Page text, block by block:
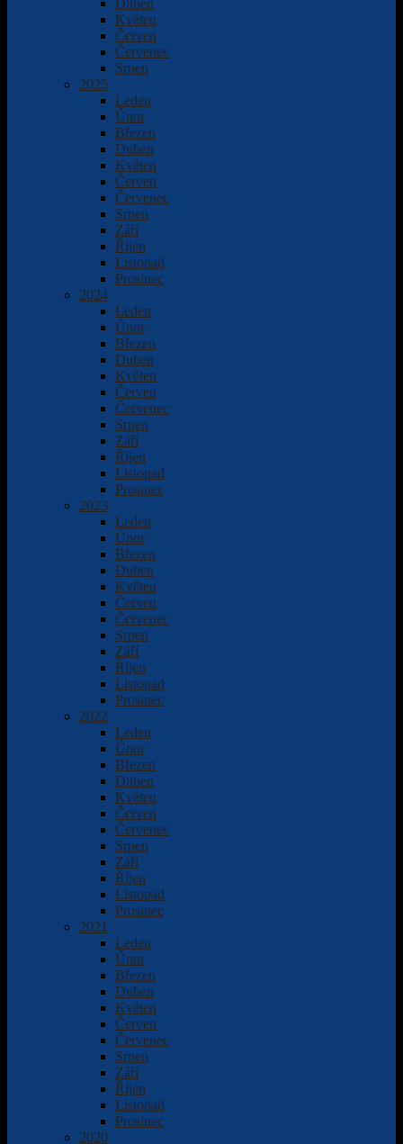
Duben
Květen
Červen
Červenec
Srpen
2025
Leden
Únor
Březen
Duben
Květen
Červen
Červenec
Srpen
Září
Říjen
Listopad
Prosinec
2024
Leden
Únor
Březen
Duben
Květen
Červen
Červenec
Srpen
Září
Říjen
Listopad
Prosinec
2023
Leden
Únor
Březen
Duben
Květen
Červen
Červenec
Srpen
Září
Říjen
Listopad
Prosinec
2022
Leden
Únor
Březen
Duben
Květen
Červen
Červenec
Srpen
Září
Říjen
Listopad
Prosinec
2021
Leden
Únor
Březen
Duben
Květen
Červen
Červenec
Srpen
Září
Říjen
Listopad
Prosinec
2020